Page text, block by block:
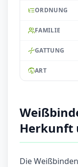
ORDNUNG
FAMILIE
GATTUNG
ART
Herkunft
Die